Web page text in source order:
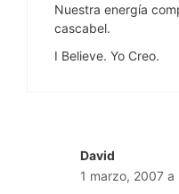
Nuestra energía
cascabel.
I Believe. Yo Creo.
David
1 marzo, 2007 a